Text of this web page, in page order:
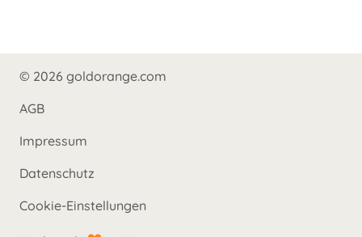
© 2026 goldorange.com
AGB
Impressum
Datenschutz
Cookie-Einstellungen